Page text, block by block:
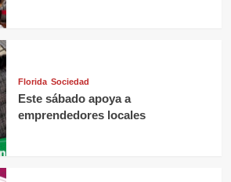
Florida Sociedad
Este sábado apoya a
emprendedores locales